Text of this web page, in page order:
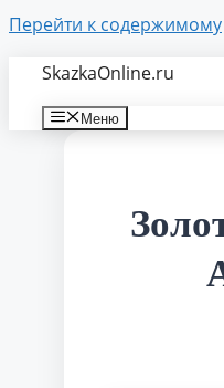
Перейти к содержимому
SkazkaOnline.ru
Меню